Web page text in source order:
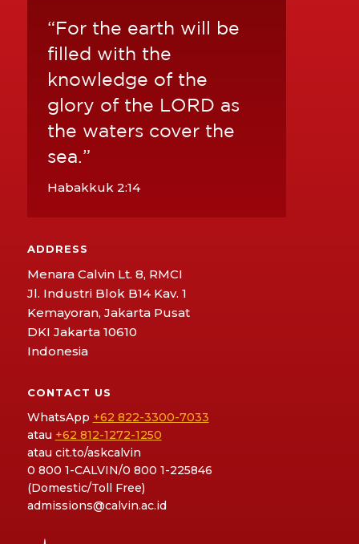
“For the earth will be
filled with the
knowledge of the
glory of the LORD as
the waters cover the
sea.”
Habakkuk 2:14
ADDRESS
Menara Calvin Lt. 8, RMCI
Jl. Industri Blok B14 Kav. 1
Kemayoran, Jakarta Pusat
DKI Jakarta 10610
Indonesia
CONTACT US
WhatsApp +62 822-3300-7033
atau +62 812-1272-1250
atau cit.to/askcalvin
0 800 1-CALVIN/0 800 1-225846
(Domestic/Toll Free)
admissions@calvin.ac.id